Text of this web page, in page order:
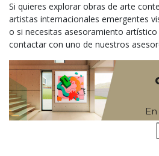
Si quieres explorar obras de arte
artistas internacionales emergentes
o si necesitas asesoramiento
contactar con uno de nuestros